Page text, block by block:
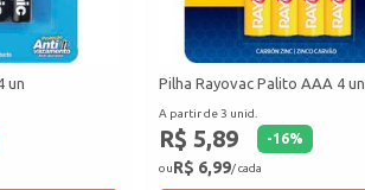
un Pilha Rayovac Palito AAA 4 un
A partir de 3 unid.
R$ 5,89 -16%
ouR$ 6,99/ cada